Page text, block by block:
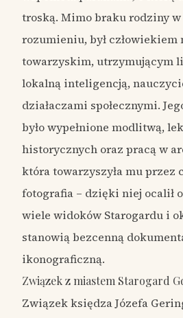
troską. Mimo braku rodziny
rozumieniu, był człowiekiem
towarzyskim, utrzymującym
lokalną inteligencją,
działaczami społecznymi.
było wypełnione modlitwą,
historycznych oraz pracą w
która towarzyszyła mu przez
fotografia – dzięki niej ocalił
wiele widoków Starogardu i
stanowią bezcenną
ikonograficzną.
Związek z miastem Starogard
Związek księdza Józefa